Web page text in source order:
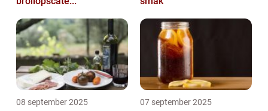
08 september 2025 07 september 2025